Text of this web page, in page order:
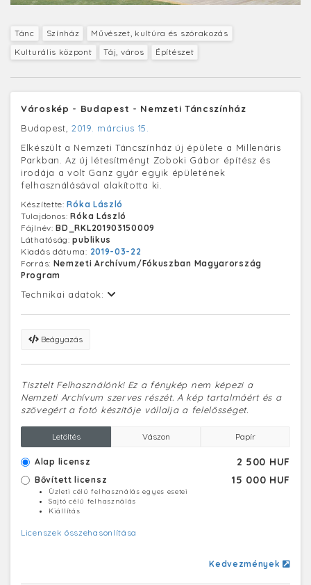
Tánc Színház
Művészet, kultúra és szórakozás
Kulturális központ
Táj, város Építészet
Városkép - Budapest - Nemzeti Táncszínház
Budapest, 2019. március 15.
Elkészült a Nemzeti Táncszínház új épülete a Millenáris
Parkban. Az új létesítményt Zoboki Gábor építész és
irodája a volt Ganz gyár egyik épületének
felhasználásával alakította ki.
Készítette:Róka László
Tulajdonos:Róka László
Fájlnév:BD_RKL201903150009
Láthatóság:publikus
Kiadás dátuma: 2019-03-22
Forrás: Nemzeti Archívum/Fókuszban Magyarország
Program
Technikai adatok:
Beágyazás
Tisztelt Felhasználónk! Ez a fénykép nem képezi a
Nemzeti Archívum szerves részét. A kép tartalmáért és a
szövegért a fotó készítője vállalja a felelősséget.
Letöltés Vászon Papír
Alap licensz 2 500 HUF
Bővített licensz 15 000 HUF
Üzleti célú felhasználás egyes esetei
Sajtó célú felhasználás
Kiállítás
Licenszek összehasonlítása
Kedvezmények